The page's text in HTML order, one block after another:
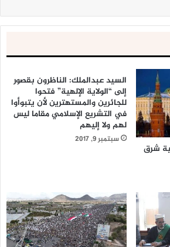
شرق
السيد عبدالملك: الناظرون بقصور
إلى “الولاية الإلهية” فتحوا
للجائرين والمستهترين لأن يتبوأوا
في التشريع الإسلامي مقاما ليس
لهم ولا إليهم
سبتمبر 9, 2017